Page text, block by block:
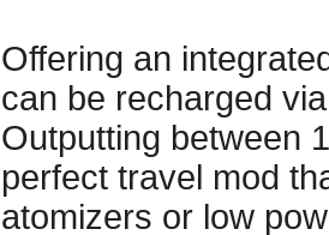
Offering an
can be recharged
Outputting between
perfect travel mod
atomizers or low